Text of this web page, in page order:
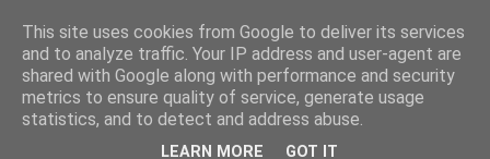
Blog s Jazyky v zahraničí
pátek 31. října 2014
This site uses cookies from Google to deliver its services
and to analyze traffic. Your IP address and user-agent are
shared with Google along with performance and security
metrics to ensure quality of service, generate usage
statistics, and to detect and address abuse.
LEARN MORE GOT IT